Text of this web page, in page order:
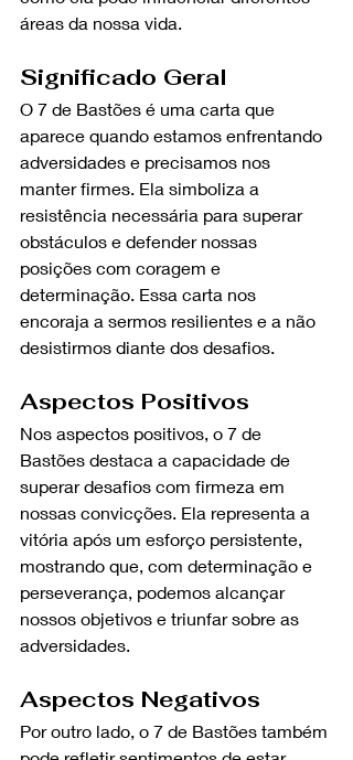
áreas da nossa vida.
Significado Geral
O 7 de Bastões é uma carta que
aparece quando estamos enfrentando
adversidades e precisamos nos
manter firmes. Ela simboliza a
resistência necessária para superar
obstáculos e defender nossas
posições com coragem e
determinação. Essa carta nos
encoraja a sermos resilientes e a não
desistirmos diante dos desafios.
Aspectos Positivos
Nos aspectos positivos, o 7 de
Bastões destaca a capacidade de
superar desafios com firmeza em
nossas convicções. Ela representa a
vitória após um esforço persistente,
mostrando que, com determinação e
perseverança, podemos alcançar
nossos objetivos e triunfar sobre as
adversidades.
Aspectos Negativos
Por outro lado, o 7 de Bastões também